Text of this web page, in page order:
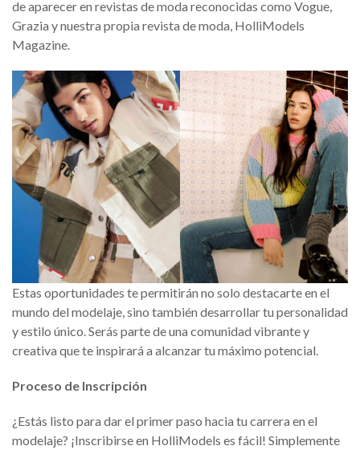
de aparecer en revistas de moda reconocidas como Vogue,
Grazia y nuestra propia revista de moda, HolliModels
Magazine.
Estas oportunidades te permitirán no solo destacarte en el
mundo del modelaje, sino también desarrollar tu personalidad
y estilo único. Serás parte de una comunidad vibrante y
creativa que te inspirará a alcanzar tu máximo potencial.
Proceso de Inscripción
¿Estás listo para dar el primer paso hacia tu carrera en el
modelaje? ¡Inscribirse en HolliModels es fácil! Simplemente